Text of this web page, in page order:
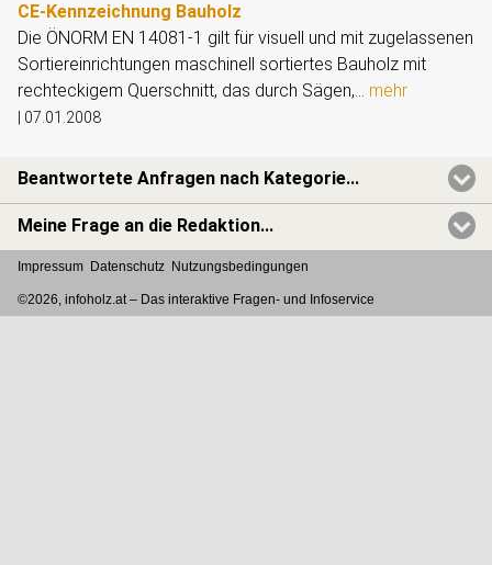
CE-Kennzeichnung Bauholz
Die ÖNORM EN 14081-1 gilt für visuell und mit zugelassenen
Sortiereinrichtungen maschinell sortiertes Bauholz mit
rechteckigem Querschnitt, das durch Sägen,... mehr
07.01.2008
Beantwortete Anfragen nach Kategorie...
Meine Frage an die Redaktion...
Impressum Datenschutz Nutzungsbedingungen
©2026, infoholz.at – Das interaktive Fragen- und Infoservice